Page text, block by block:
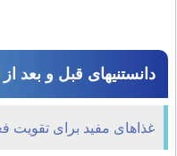
دانستنیهای قبل و بعد از
غذاهای مفید برای تقویت